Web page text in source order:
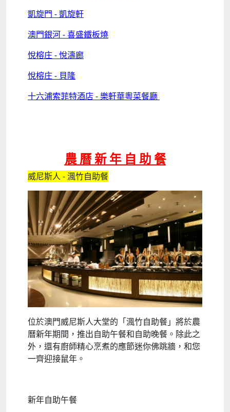
凱旋門 - 凱旋軒
澳門銀河 - 喜盛鐵板燒
悅榕庄 - 悅濤廊
悅榕庄 - 貝隆
十六浦索菲特酒店 - 樂軒華粵菜餐廳
農 曆 新 年 自 助 餐
威尼斯人 - 渢竹自助餐
位於澳門威尼斯人大堂的「渢竹自助餐」將於農
曆新年期間，推出自助午餐和自助晚餐。除此之
外，還有廚師精心烹煮的應節迷你佛跳牆，和您
一齊迎接鼠年。
新年自助午餐